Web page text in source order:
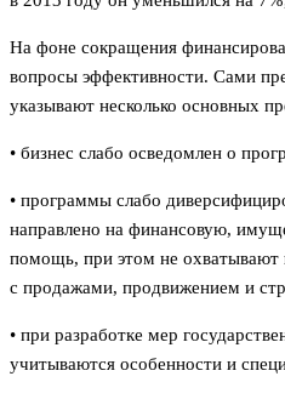
На фоне сокращения
вопросы эффективности. Сами
указывают несколько основных
• бизнес слабо осведомлен о
• программы слабо
направлено на финансовую,
помощь, при этом не охватывают
с продажами, продвижением и
• при разработке мер
учитываются особенности и